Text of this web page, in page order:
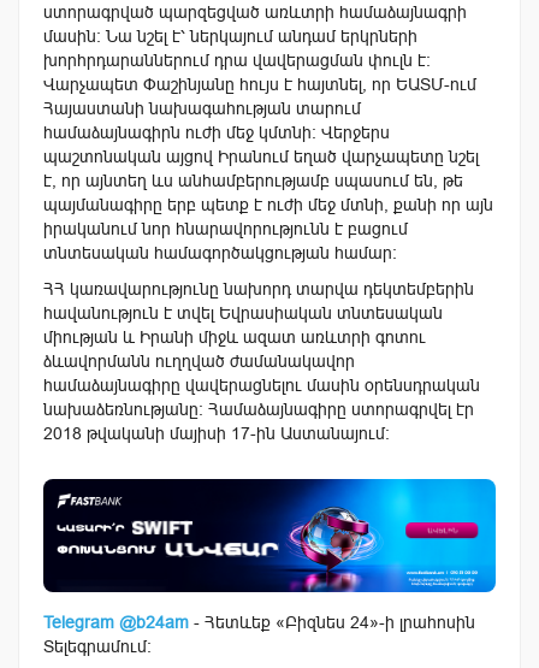
ստորագրված պարզեցված առևտրի համաձայնագրի
մասին: Նա նշել է՝ ներկայում անդամ երկրների
խորհրդարաններում դրա վավերացման փուլն է:
Վարչապետ Փաշինյանը հույս է հայտնել, որ ԵԱՏՄ-ում
Հայաստանի նախագահության տարում
համաձայնագիրն ուժի մեջ կմտնի: Վերջերս
պաշտոնական այցով Իրանում եղած վարչապետը նշել
է, որ այնտեղ ևս անհամբերությամբ սպասում են, թե
պայմանագիրը երբ պետք է ուժի մեջ մտնի, քանի որ այն
իրականում նոր հնարավորությունն է բացում
տնտեսական համագործակցության համար:
ՀՀ կառավարությունը նախորդ տարվա դեկտեմբերին
հավանություն է տվել Եվրասիական տնտեսական
միության և Իրանի միջև ազատ առևտրի գոտու
ձևավորմանն ուղղված ժամանակավոր
համաձայնագիրը վավերացնելու մասին օրենսդրական
նախաձեռնությանը: Համաձայնագիրը ստորագրվել էր
2018 թվականի մայիսի 17-ին Աստանայում:
Telegram @b24am - Հետևեք «Բիզնես 24»-ի լրահոսին
Տելեգրամում: